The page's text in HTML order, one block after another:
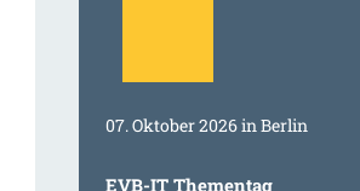
07. Oktober 2026 in Berlin
EVB-IT Thementag